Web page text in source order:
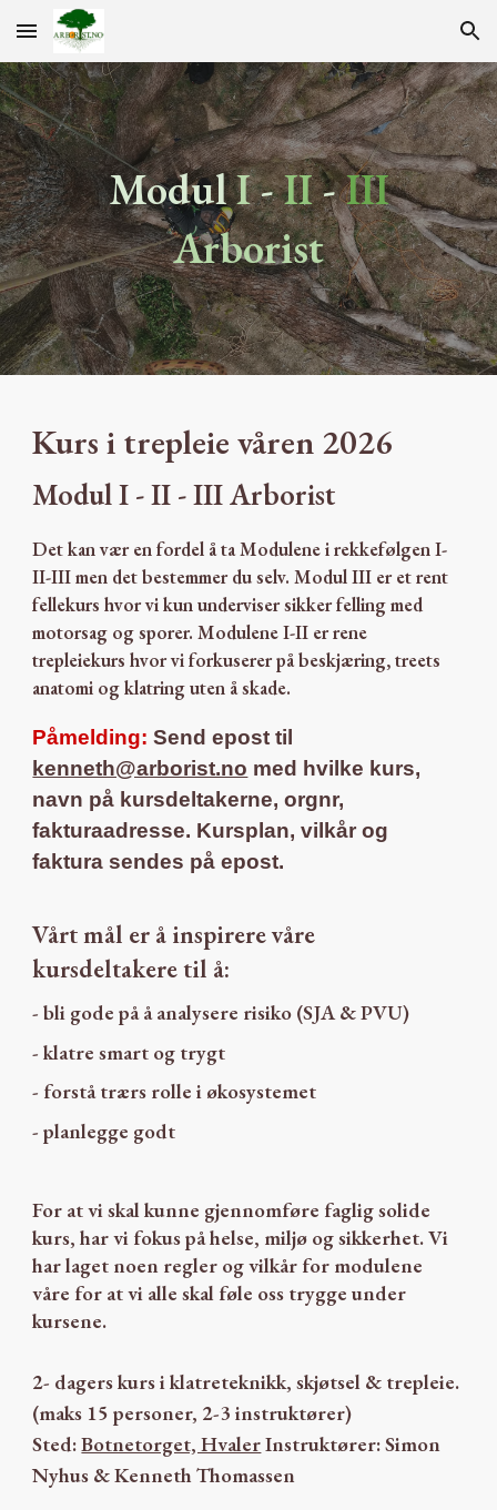
Skip to main content Skip to navigation
ModulI-II-III
Arborist
Kurs i trepleie våren 2026
Modul I -II - III Arborist
Det kan vær en fordel å ta Modulene i rekkefølgen I-
II-III men det bestemmer du selv. Modul III er et rent
fellekurs hvor vi kun underviser sikker felling med
motorsag og sporer. Modulene I-II er rene
trepleiekurs hvor vi forkuserer på beskjæring, treets
anatomi og klatring uten å skade.
Påmelding:Send epost til
kenneth@arborist.no med hvilke kurs,
navn på kursdeltakerne, orgnr,
fakturaadresse. Kursplan, vilkår og
faktura sendes på epost.
Vårt mål er å inspirere våre
kursdeltakere til å:
- bli gode på å analysere risiko (SJA & PVU)
- klatre smart og trygt
- forstå trærs rolle i økosystemet
- planlegge godt
For at vi skal kunne gjennomføre faglig solide
kurs, har vi fokus på helse, miljø og sikkerhet. Vi
har laget noen regler og vilkår for modulene
våre for at vi alle skal føle oss trygge under
kursene.
2- dagers kurs i klatreteknikk, skjøtsel & trepleie.
(maks 15 personer, 2-3 instruktører)
Sted:Botnetorget, HvalerInstruktører:Simon
Nyhus & Kenneth Thomassen